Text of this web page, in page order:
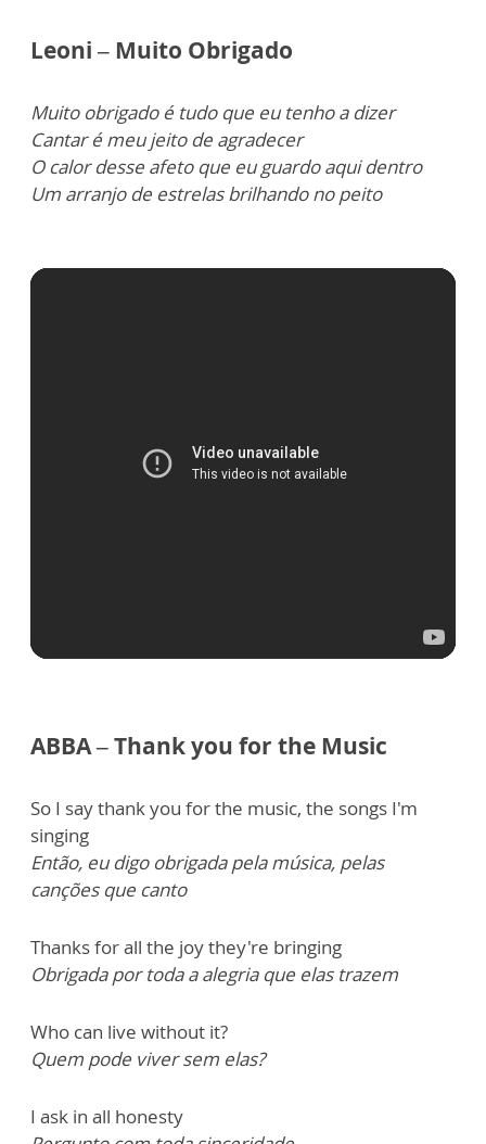
Leoni – Muito Obrigado
Muito obrigado é tudo que eu tenho a dizer
Cantar é meu jeito de agradecer
O calor desse afeto que eu guardo aqui dentro
Um arranjo de estrelas brilhando no peito
ABBA – Thank you for the Music
So I say thank you for the music, the songs I'm
singing
Então, eu digo obrigada pela música, pelas
canções que canto
Thanks for all the joy they're bringing
Obrigada por toda a alegria que elas trazem
Who can live without it?
Quem pode viver sem elas?
I ask in all honesty